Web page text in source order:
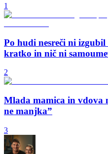
1
Po hudi nesreči ni
kratko in nič ni
2
Mlada mamica in vdova
ne manjka”
3